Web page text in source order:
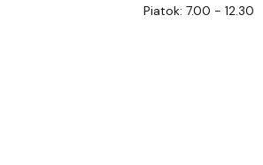
Piatok: 7.00 - 12.30